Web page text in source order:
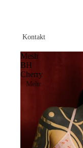
Kontakt
Mehr
Mesh
BH
Cherry